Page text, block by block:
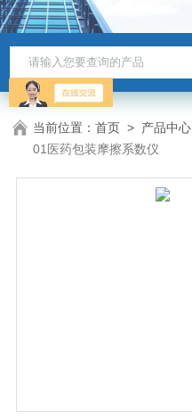
当前位置：首页 > 产品中心
01医药包装摩擦系数仪